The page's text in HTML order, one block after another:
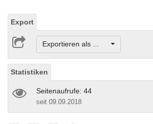
Export
Exportieren als ...
Statistiken
Seitenaufrufe: 44
seit 09.09.2018